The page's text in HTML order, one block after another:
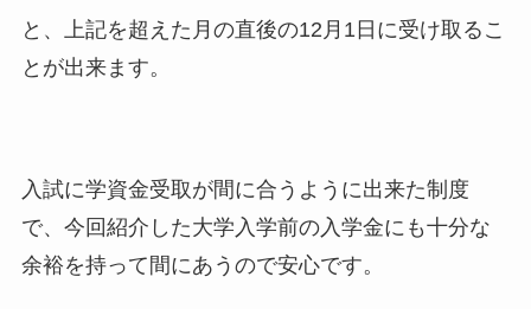
と、上記を超えた月の直後の12月1日に受け取るこ
とが出来ます。
入試に学資金受取が間に合うように出来た制度
で、今回紹介した大学入学前の入学金にも十分な
余裕を持って間にあうので安心です。